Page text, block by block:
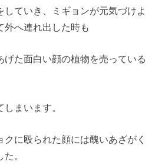
していき、ミギョンが元気づけよ
外へ連れ出した時も
げた面白い顔の植物を売っている
まいます。
に殴られた顔には醜いあざがく
。